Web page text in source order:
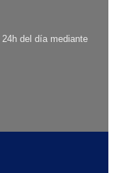
del día mediante